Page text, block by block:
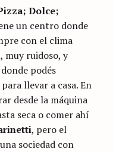
Dolce;
un centro donde
con el clima
muy ruidoso, y
podés
llevar a casa. En
desde la máquina
seca o comer ahí
, pero el
sociedad con